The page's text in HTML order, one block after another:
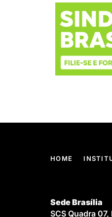
HOME
Sede Brasília
SCS Quadra 07,